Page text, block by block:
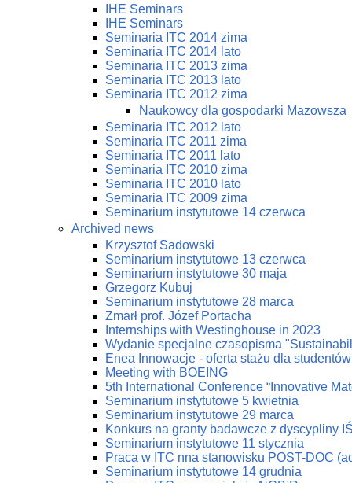
IHE Seminars
IHE Seminars
Seminaria ITC 2014 zima
Seminaria ITC 2014 lato
Seminaria ITC 2013 zima
Seminaria ITC 2013 lato
Seminaria ITC 2012 zima
Naukowcy dla gospodarki Mazowsza
Seminaria ITC 2012 lato
Seminaria ITC 2011 zima
Seminaria ITC 2011 lato
Seminaria ITC 2010 zima
Seminaria ITC 2010 lato
Seminaria ITC 2009 zima
Seminarium instytutowe 14 czerwca
Archived news
Krzysztof Sadowski
Seminarium instytutowe 13 czerwca
Seminarium instytutowe 30 maja
Grzegorz Kubuj
Seminarium instytutowe 28 marca
Zmarł prof. Józef Portacha
Internships with Westinghouse in 2023
Wydanie specjalne czasopisma
Enea Innowacje - oferta stażu dla
Meeting with BOEING
5th International Conference “Innovative
Seminarium instytutowe 5 kwietnia
Seminarium instytutowe 29 marca
Konkurs na granty badawcze z dyscypliny
Seminarium instytutowe 11 stycznia
Praca w ITC nna stanowisku POST-DOC
Seminarium instytutowe 14 grudnia